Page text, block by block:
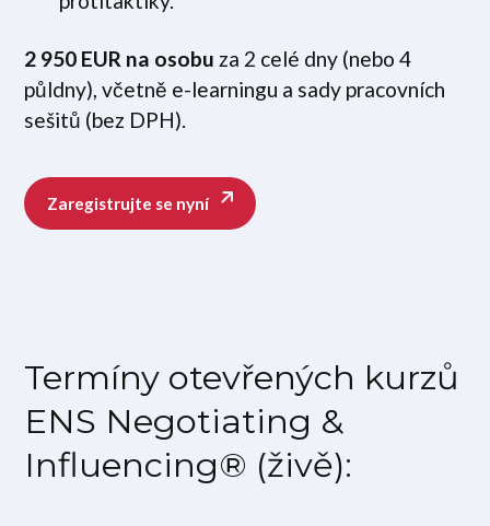
2 950 EUR na osobu za 2 celé dny (nebo 4
půldny), včetně e-learningu a sady pracovních
sešitů (bez DPH).
Zaregistrujte se nyní
Termíny otevřených kurzů
ENS Negotiating &
Influencing® (živě):